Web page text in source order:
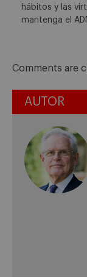
hábitos y las
mantenga el
Comments are
AUTOR